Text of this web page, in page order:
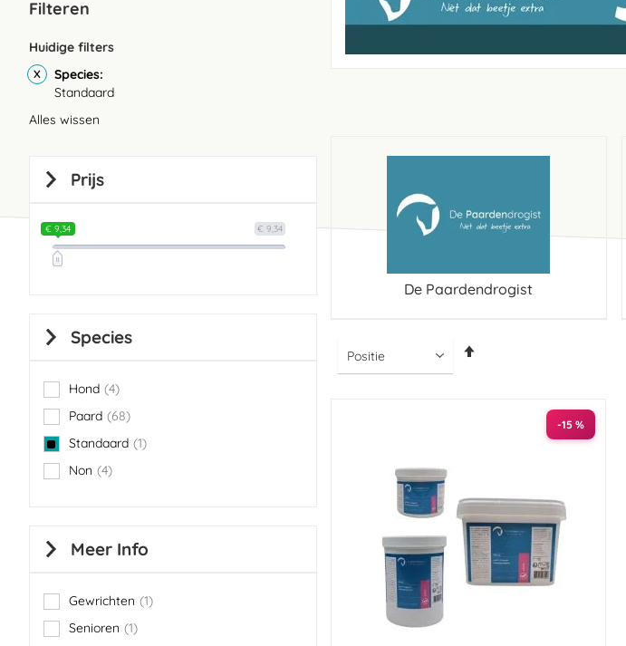
De Paardendrogist
-15 %
Filteren
Huidige filters
Species
Standaard
Alles wissen
Prijs
€ 9,34
€ 9,34
Species
Hond 4
items
Paard
68
items
Standaard 1
item
Non
4
items
Meer Info
Gewrichten 1
item
Senioren
1
item